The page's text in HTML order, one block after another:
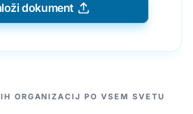
dokument
ORGANIZACIJ PO VSEM SVETU